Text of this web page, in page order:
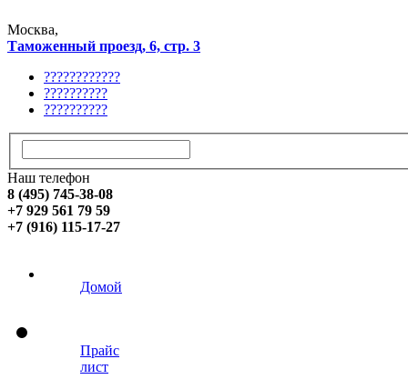
Москва,
Таможенный проезд, 6, стр. 3
????????????
??????????
??????????
Наш телефон
8 (495) 745-38-08
+7 929 561 79 59
+7 (916) 115-17-27
Домой
Прайс
лист